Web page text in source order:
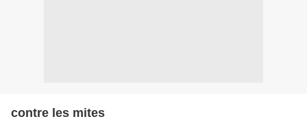
contre les mites